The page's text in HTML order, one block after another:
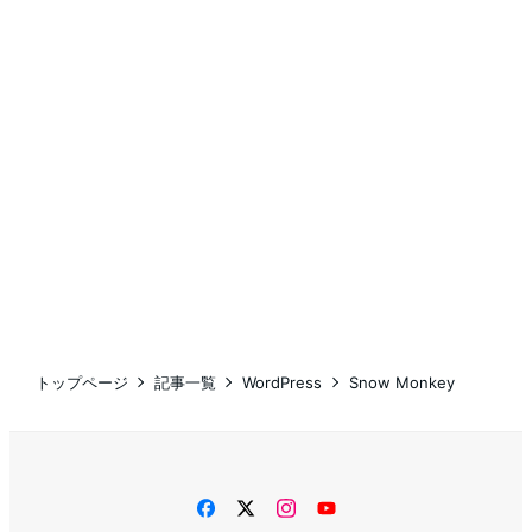
トップページ 記事一覧 WordPress Snow Monkey
facebooktwitterinstagram
YouTube